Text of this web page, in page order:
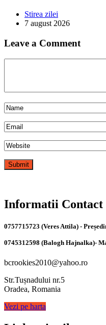
Stirea zilei
7 august 2026
Leave a Comment
Informatii Contact
0757715723 (Veres Attila) -
0745312598 (Balogh Hajnalka)-
bcrookies2010@yahoo.ro
Str.Tușnadului nr.5
Oradea, Romania
Vezi pe harta